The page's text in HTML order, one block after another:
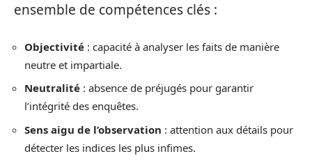
ensemble de compétences clés :
Objectivité : capacité à analyser les faits de manière
neutre et impartiale.
Neutralité : absence de préjugés pour garantir
l’intégrité des enquêtes.
Sens aigu de l’observation : attention aux détails pour
détecter les indices les plus infimes.